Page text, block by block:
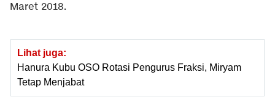
Maret 2018.
Lihat juga:
Hanura Kubu OSO Rotasi Pengurus Fraksi, Miryam
Tetap Menjabat